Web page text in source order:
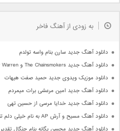
به زودی از آهنگ فاخر
دانلود آهنگ جدید سارن بنام واسه تولدم
دانلود آهنگ جدید The Chainsmokers و Emily Warren بنام Side Effects
دانلود موزیک ویدوی جدید حمید صفت هیهات
دانلود آهنگ جدید امین مرعشی برات میمردم
دانلود آهنگ جدید خدایا مرسی از حسین تهی
دانلود آهنگ مسیح و آرش AP به نام خیلی دلم تنگه